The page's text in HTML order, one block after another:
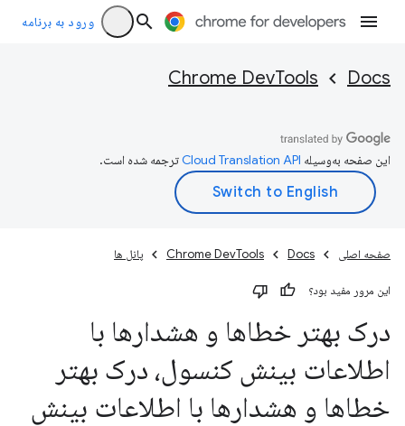
ورود به برنامه
Docs
Chrome DevTools
این صفحه به‌وسیله ترجمه شده است.
صفحه اصلی Docs
Chrome DevTools پانل ها
این مرور مفید بود؟
درک بهتر خطاها و هشدارها با
اطلاعات بینش کنسول، درک بهتر
خطاها و هشدارها با اطلاعات بینش